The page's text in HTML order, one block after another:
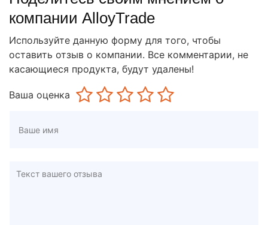
компании AlloyTrade
Используйте данную форму для того, чтобы
оставить отзыв о компании. Все комментарии, не
касающиеся продукта, будут удалены!
Ваша оценка